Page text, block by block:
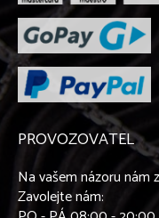
PROVOZOVATEL
Na vašem názoru nám
Zavolejte nám: